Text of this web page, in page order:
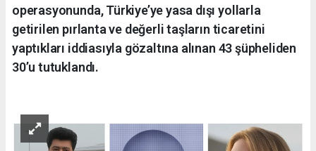
operasyonunda, Türkiye’ye yasa dışı yollarla
getirilen pırlanta ve değerli taşların ticaretini
yaptıkları iddiasıyla gözaltına alınan 43 şüpheliden
30’u tutuklandı.